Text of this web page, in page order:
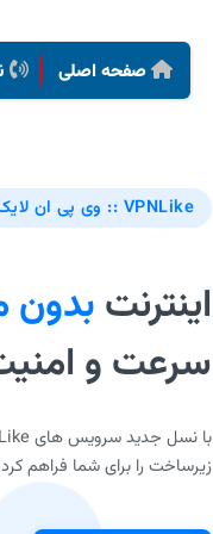
صفحه اصلی
VPNLike :: وی پی ان لایک
اینترنتبدون
سرعت و
زیرساخت را برای شما فراهم